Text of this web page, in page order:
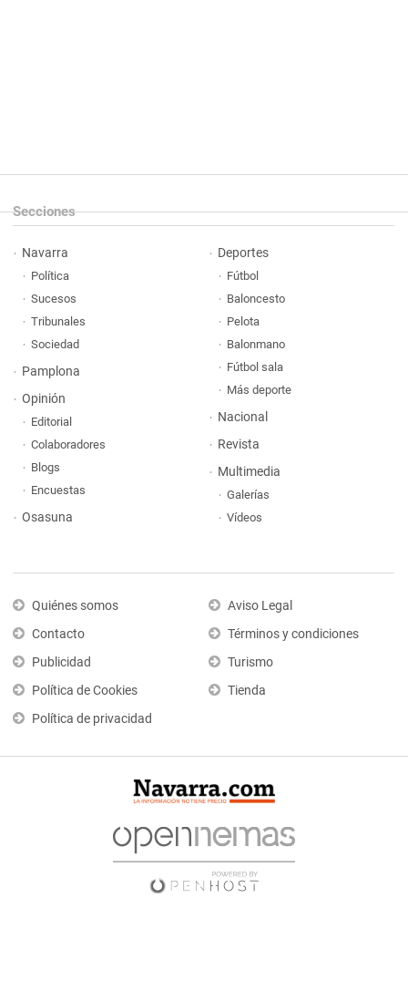
Secciones
Navarra
Política
Sucesos
Tribunales
Sociedad
Pamplona
Opinión
Editorial
Colaboradores
Blogs
Encuestas
Osasuna
Deportes
Fútbol
Baloncesto
Pelota
Balonmano
Fútbol sala
Más deporte
Nacional
Revista
Multimedia
Galerías
Vídeos
Quiénes somos
Contacto
Publicidad
Política de Cookies
Política de privacidad
Aviso Legal
Términos y condiciones
Turismo
Tienda